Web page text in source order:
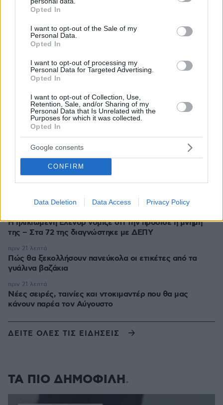
grant or deny consent to Google and its third-party tags to
use your data for below specified purposes in below Google
consent section.
Opted In
I want to opt-out of the Sale of my
Personal Data.
Opted In
I want to opt-out of processing my
Personal Data for Targeted Advertising.
Opted In
I want to opt-out of Collection, Use,
Retention, Sale, and/or Sharing of my
Personal Data that Is Unrelated with the
Purposes for which it was collected.
Opted In
Google consents
CONFIRM
Data Deletion Data Access Privacy Policy
Νέα ανάφλεξη στη Μέση Ανατολή: Οι Χούθι χτύπησαν
εγκατάσταση της Aramco, το Ιράν βάζει πιο σκληρούς
όρους για τα Στενά του Ορμούζ
Μαντόνα για Γουίλιαμ Όρμπιτ: Η μουσική σου μου
έδωσε ένα μαγικό χαλί για να πετάξω, ήμουν τόσο
τυχερή που σε γνώρισα
πριν 13 λεπτά
Οι τελευταίες μέρες της 49χρονης TikToker που
διαγνώστηκε με Αλτσχάιμερ και επέλεξε την ιατρικώς
υποβοηθούμενη αυτοκτονία
Σκληρό παζάρι της Τεχεράνης για τα στενά του Ορμούζ:
«Δεν θα ανοίξουν αν δεν γίνουν δεκτοί όλοι οι όροι
μας»
πριν 14 λεπτά
αμέλεια το 90% των περιστατικών
πριν 18 λεπτά
Η ηλικιωμένη Έλενορ νόμιζε ότι την πρόδιδε η μνήμη
της – Στα 72 της διαγνώστηκε με ΔΕΠΥ
Πώς θα ξεκολλήσουν πανεύκολα οι ετικέτες από τα
γυάλινα βαζάκια
πριν 21 λεπτά
Νέες σειρές, ταινίες και ντοκιμαντέρ που θα μας
κάνουν παρέα τον Αύγουστο
πριν 21 λεπτά
ΔΕΙΤΕ ΟΛΕΣ ΤΙΣ ΕΙΔΗΣΕΙΣ
ΤΑ ΠΙΟ ΔΗΜΟΦΙΛΗ